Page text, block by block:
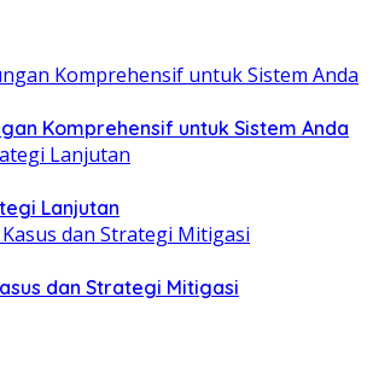
Komprehensif untuk Sistem Anda
Lanjutan
dan Strategi Mitigasi